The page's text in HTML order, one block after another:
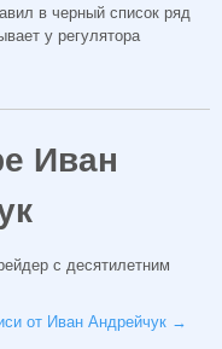
в черный список ряд
у регулятора
Иван
с десятилетним
от Иван Андрейчук →